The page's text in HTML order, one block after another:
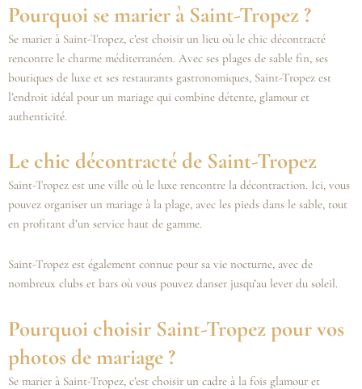
Pourquoi se marier à Saint-Tropez ?
Se marier à Saint-Tropez, c’est choisir un lieu où le chic décontracté
rencontre le charme méditerranéen. Avec ses plages de sable fin, ses
boutiques de luxe et ses restaurants gastronomiques, Saint-Tropez est
l’endroit idéal pour un mariage qui combine détente, glamour et
authenticité.
Le chic décontracté de Saint-Tropez
Saint-Tropez est une ville où le luxe rencontre la décontraction. Ici, vous
pouvez organiser un mariage à la plage, avec les pieds dans le sable, tout
en profitant d’un service haut de gamme.
Saint-Tropez est également connue pour sa vie nocturne, avec de
nombreux clubs et bars où vous pouvez danser jusqu’au lever du soleil.
Pourquoi choisir Saint-Tropez pour vos
photos de mariage ?
Se marier à Saint-Tropez, c’est choisir un cadre à la fois glamour et